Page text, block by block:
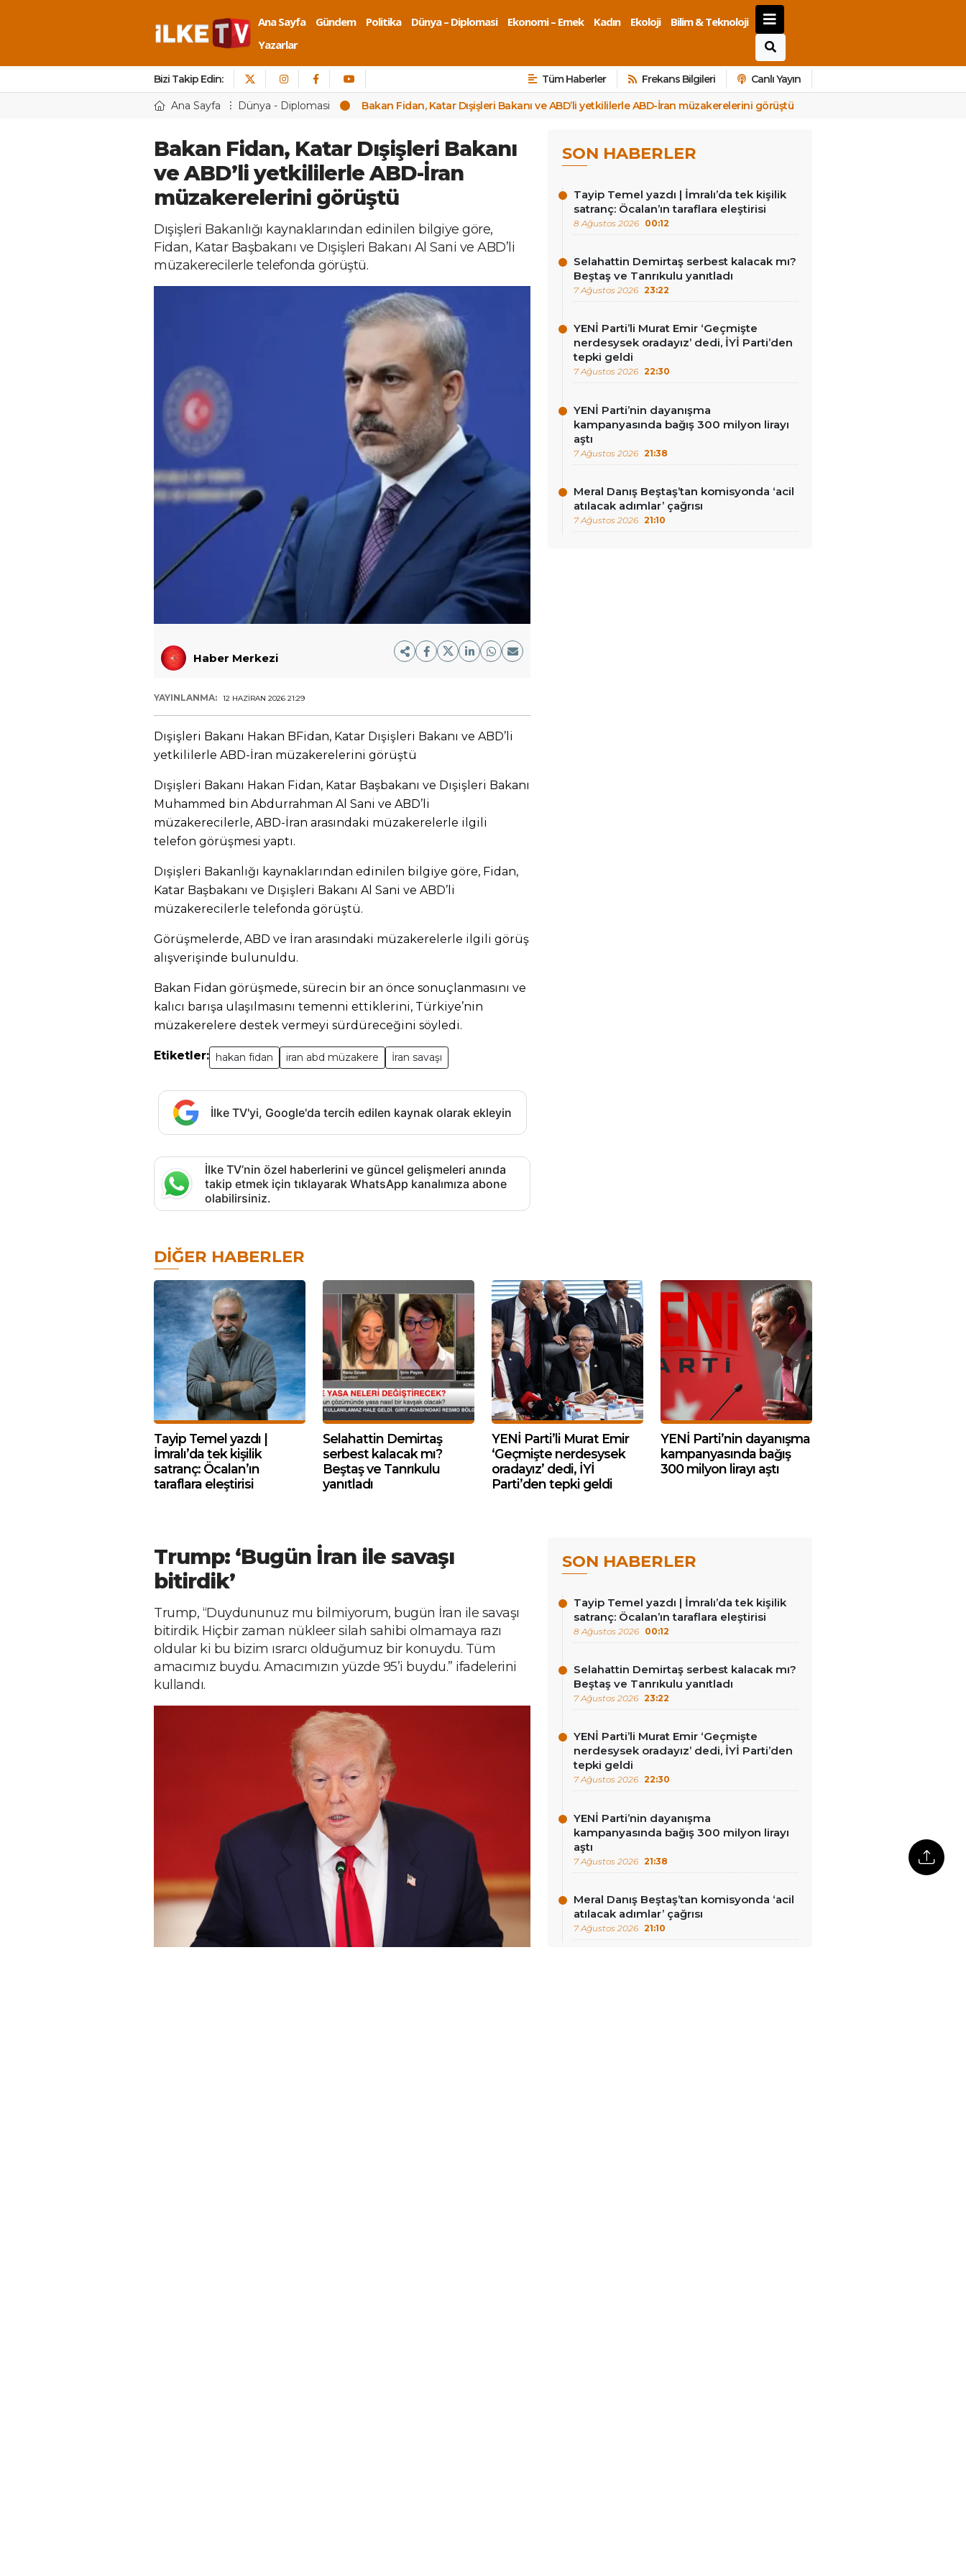
Ana Sayfa Gündem Politika Dünya – Diplomasi Ekonomi – Emek Kadın Ekoloji
Bilim & Teknoloji
Yazarlar
Bizi Takip Edin: Tüm Haberler Frekans Bilgileri Canlı Yayın
Ana Sayfa Dünya - Diplomasi Bakan Fidan, Katar Dışişleri Bakanı ve ABD’li yetkililerle ABD-İran müzakerelerini görüştü
Bakan Fidan, Katar Dışişleri Bakanı
ve ABD’li yetkililerle ABD-İran
müzakerelerini görüştü
Dışişleri Bakanlığı kaynaklarından edinilen bilgiye göre,
Fidan, Katar Başbakanı ve Dışişleri Bakanı Al Sani ve ABD’li
müzakerecilerle telefonda görüştü.
Haber Merkezi
YAYINLANMA: 12 HAZIRAN 2026 21:29
Dışişleri Bakanı Hakan BFidan, Katar Dışişleri Bakanı ve ABD’li
yetkililerle ABD-İran müzakerelerini görüştü
Dışişleri Bakanı Hakan Fidan, Katar Başbakanı ve Dışişleri Bakanı
Muhammed bin Abdurrahman Al Sani ve ABD’li
müzakerecilerle, ABD-İran arasındaki müzakerelerle ilgili
telefon görüşmesi yaptı.
Dışişleri Bakanlığı kaynaklarından edinilen bilgiye göre, Fidan,
Katar Başbakanı ve Dışişleri Bakanı Al Sani ve ABD’li
müzakerecilerle telefonda görüştü.
Görüşmelerde, ABD ve İran arasındaki müzakerelerle ilgili görüş
alışverişinde bulunuldu.
Bakan Fidan görüşmede, sürecin bir an önce sonuçlanmasını ve
kalıcı barışa ulaşılmasını temenni ettiklerini, Türkiye’nin
müzakerelere destek vermeyi sürdüreceğini söyledi.
Etiketler: hakan fidan iran abd müzakere İran savaşı
İlke TV'yi, Google'da tercih edilen kaynak olarak ekleyin
İlke TV’nin özel haberlerini ve güncel gelişmeleri anında
takip etmek için tıklayarak WhatsApp kanalımıza abone
olabilirsiniz.
SON HABERLER
Tayip Temel yazdı | İmralı’da tek kişilik
satranç: Öcalan’ın taraflara eleştirisi
8 Ağustos 2026 00:12
Selahattin Demirtaş serbest kalacak mı?
Beştaş ve Tanrıkulu yanıtladı
7 Ağustos 2026 23:22
YENİ Parti’li Murat Emir ‘Geçmişte
nerdesysek oradayız’ dedi, İYİ Parti’den
tepki geldi
7 Ağustos 2026 22:30
YENİ Parti’nin dayanışma
kampanyasında bağış 300 milyon lirayı
aştı
7 Ağustos 2026 21:38
Meral Danış Beştaş’tan komisyonda ‘acil
atılacak adımlar’ çağrısı
7 Ağustos 2026 21:10
DIĞER HABERLER
Tayip Temel yazdı |
İmralı’da tek kişilik
satranç: Öcalan’ın
taraflara eleştirisi
Selahattin Demirtaş
serbest kalacak mı?
Beştaş ve Tanrıkulu
yanıtladı
YENİ Parti’li Murat Emir
‘Geçmişte nerdesysek
oradayız’ dedi, İYİ
Parti’den tepki geldi
YENİ Parti’nin dayanışma
kampanyasında bağış
300 milyon lirayı aştı
Trump: ‘Bugün İran ile savaşı
bitirdik’
Trump, “Duydununuz mu bilmiyorum, bugün İran ile savaşı
bitirdik. Hiçbir zaman nükleer silah sahibi olmamaya razı
oldular ki bu bizim ısrarcı olduğumuz bir konuydu. Tüm
amacımız buydu. Amacımızın yüzde 95’i buydu.” ifadelerini
kullandı.
SON HABERLER
Tayip Temel yazdı | İmralı’da tek kişilik
satranç: Öcalan’ın taraflara eleştirisi
8 Ağustos 2026 00:12
Selahattin Demirtaş serbest kalacak mı?
Beştaş ve Tanrıkulu yanıtladı
7 Ağustos 2026 23:22
YENİ Parti’li Murat Emir ‘Geçmişte
nerdesysek oradayız’ dedi, İYİ Parti’den
tepki geldi
7 Ağustos 2026 22:30
YENİ Parti’nin dayanışma
kampanyasında bağış 300 milyon lirayı
aştı
7 Ağustos 2026 21:38
Meral Danış Beştaş’tan komisyonda ‘acil
atılacak adımlar’ çağrısı
7 Ağustos 2026 21:10